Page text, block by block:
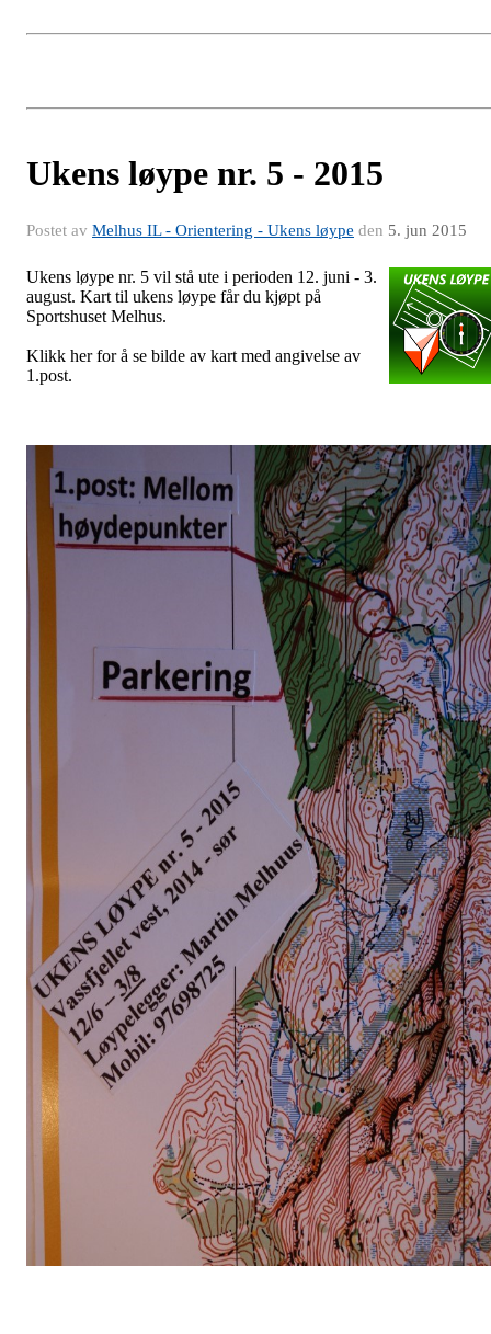
Ukens løype nr. 5 - 2015
Postet av Melhus IL - Orientering - Ukens løype den 5. jun 2015
Ukens løype nr. 5 vil stå ute i perioden 12. juni - 3.
august. Kart til ukens løype får du kjøpt på
Sportshuset Melhus.
Klikk her for å se bilde av kart med angivelse av
1.post.